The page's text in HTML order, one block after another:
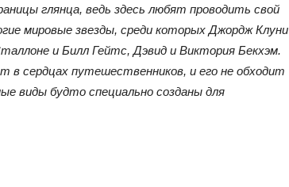
глянца, ведь здесь любят проводить свой
мировые звезды, среди которых Джордж
и Билл Гейтс, Дэвид и Виктория Бекхэм.
в сердцах путешественников, и его не обходит
виды будто специально созданы для